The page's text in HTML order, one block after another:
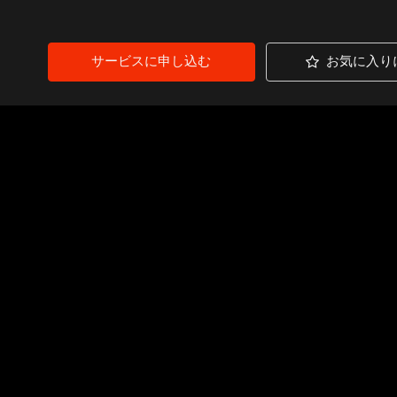
サービスに申し込む お気に入り